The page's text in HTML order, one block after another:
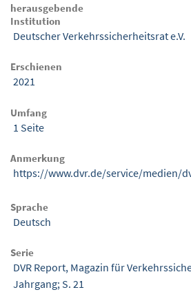
herausgebende
Institution
Deutscher Verkehrssicherheitsrat e.V.
Erschienen
2021
Umfang
1 Seite
Anmerkung
https://www.dvr.de/service/medien/
Sprache
Deutsch
Serie
DVR Report, Magazin für
Jahrgang; S. 21